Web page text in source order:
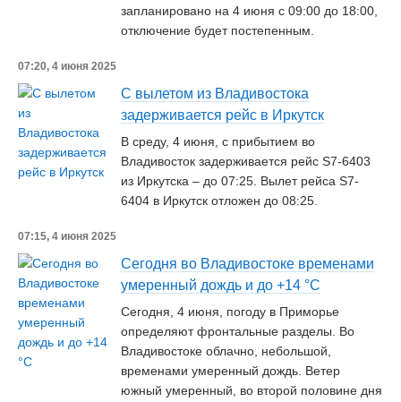
запланировано на 4 июня с 09:00 до 18:00,
отключение будет постепенным.
07:20, 4 июня 2025
С вылетом из Владивостока
задерживается рейс в Иркутск
В среду, 4 июня, с прибытием во
Владивосток задерживается рейс S7-6403
из Иркутска – до 07:25. Вылет рейса S7-
6404 в Иркутск отложен до 08:25.
07:15, 4 июня 2025
Сегодня во Владивостоке временами
умеренный дождь и до +14 °C
Сегодня, 4 июня, погоду в Приморье
определяют фронтальные разделы. Во
Владивостоке облачно, небольшой,
временами умеренный дождь. Ветер
южный умеренный, во второй половине дня